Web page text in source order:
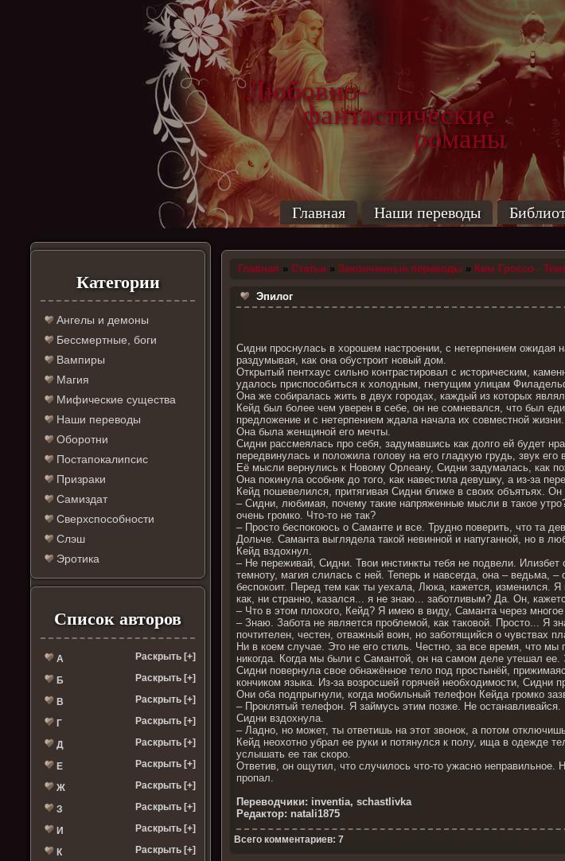
Любовно-
фантастические
романы
Главная Наши переводы
Категории
Ангелы и демоны
Бессмертные, боги
Вампиры
Магия
Мифические существа
Наши переводы
Оборотни
Постапокалипсис
Призраки
Самиздат
Сверхспособности
Слэш
Эротика
Список авторов
А Раскрыть [+]
Б Раскрыть [+]
В Раскрыть [+]
Г Раскрыть [+]
Д Раскрыть [+]
Е Раскрыть [+]
Ж Раскрыть [+]
З Раскрыть [+]
И Раскрыть [+]
К Раскрыть [+]
Главная »Статьи »Законченные переводы » Ким Гроссо -
Эпилог
Сидни проснулась в хорошем настроении, с нетерпением ожидая
раздумывая, как она обустроит новый дом.
Открытый пентхаус сильно контрастировал с историческим,
удалось приспособиться к холодным, гнетущим улицам
Она же собиралась жить в двух городах, каждый из которых
Кейд был более чем уверен в себе, он не сомневался, что был
предложение и с нетерпением ждала начала их совместной жизни.
Она была женщиной его мечты.
Сидни рассмеялась про себя, задумавшись как долго ей будет
передвинулась и положила голову на его гладкую грудь, звук его
Её мысли вернулись к Новому Орлеану, Сидни задумалась, как
Она покинула особняк до того, как навестила девушку, а из-за
Кейд пошевелился, притягивая Сидни ближе в своих объятьях. Он
– Сидни, любимая, почему такие напряженные мысли в такое
очень громко. Что-то не так?
– Просто беспокоюсь о Саманте и все. Трудно поверить, что та
Дольче. Саманта выглядела такой невинной и напуганной, но в
Кейд вздохнул.
– Не переживай, Сидни. Твои инстинкты тебя не подвели.
темноту, магия слилась с ней. Теперь и навсегда, она – ведьма,
беспокоит. Перед тем как ты уехала, Люка, кажется, изменился.
как, ни странно, казался... я не знаю... заботливым? Да. Он,
– Что в этом плохого, Кейд? Я имею в виду, Саманта через
– Знаю. Забота не является проблемой, как таковой. Просто... Я
почтителен, честен, отважный воин, но заботящийся о чувствах
Ни в коем случае. Это не его стиль. Честно, за все время, что
никогда. Когда мы были с Самантой, он на самом деле утешал ее.
Сидни повернула свое обнажённое тело под простынёй,
кончиком языка. Из-за возросшей горячей необходимости, Сидни
Они оба подпрыгнули, когда мобильный телефон Кейда громко
– Проклятый телефон. Я займусь этим позже. Не останавливайся.
Сидни вздохнула.
– Ладно, но может, ты ответишь на этот звонок, а потом
Кейд неохотно убрал ее руки и потянулся к полу, ища в одежде
услышать ее так скоро.
Ответив, он ощутил, что случилось что-то ужасно неправильное.
пропал.
Переводчики: inventia, schastlivka
Редактор: natali1875
Всего комментариев: 7